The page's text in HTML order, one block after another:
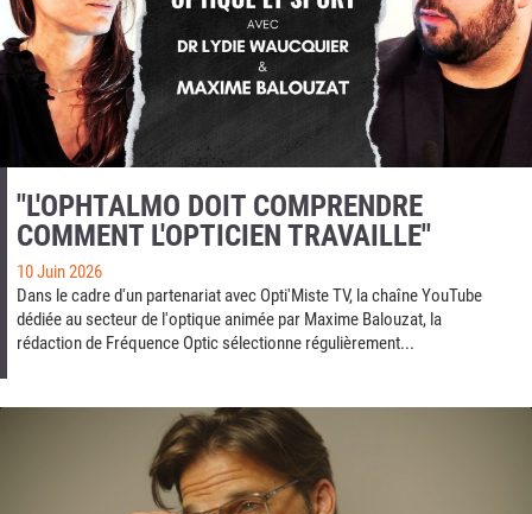
"L'OPHTALMO DOIT COMPRENDRE
COMMENT L'OPTICIEN TRAVAILLE"
10 Juin 2026
Dans le cadre d'un partenariat avec Opti'Miste TV, la chaîne YouTube
dédiée au secteur de l'optique animée par Maxime Balouzat, la
rédaction de Fréquence Optic sélectionne régulièrement...